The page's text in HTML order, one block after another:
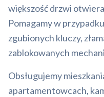
większość drzwi
Pomagamy w
zgubionych kluczy,
zablokowanych
Obsługujemy
apartamentowcach,